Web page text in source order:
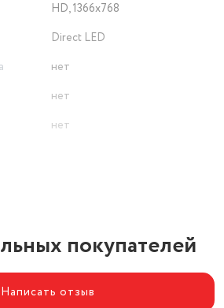
HD, 1366x768
Direct LED
нет
нет
нет
нетпокупателей
Написать отзыв